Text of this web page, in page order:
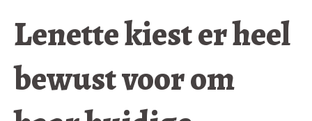
Lenette kiest er heel
bewust voor om